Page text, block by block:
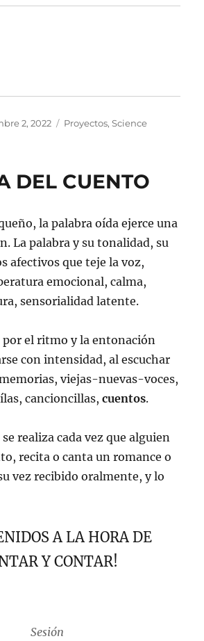
2, 2022 Categorías
Proyectos,Science
DEL CUENTO
la palabra oída ejerce una
La palabra y su tonalidad, su
afectivos que teje la voz,
emocional, calma,
sensorialidad latente.
el ritmo y la entonación
con intensidad, al escuchar
viejas-nuevas-voces,
cancioncillas,cuentos.
realiza cada vez que alguien
recita o canta un romance o
vez recibido oralmente, y lo
A LA HORA DE
Y CONTAR!
Sesión